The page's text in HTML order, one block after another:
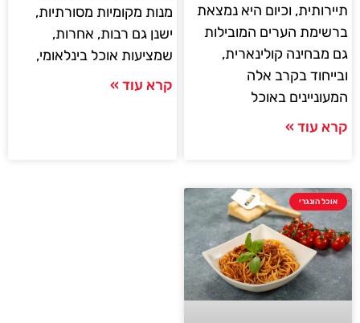
תיירותית, וכיום היא נמצאת
ברשימת הערים המובילות
גם מבחינה קולינארית,
ובייחוד בקרב אלה
המעוניינים באוכל
קרא עוד »
מנות מקומיות מסורתיות,
ישנן גם רבות, אחרות,
שמציעות אוכל בינלאומי,
קרא עוד »
אוכל הונגרי